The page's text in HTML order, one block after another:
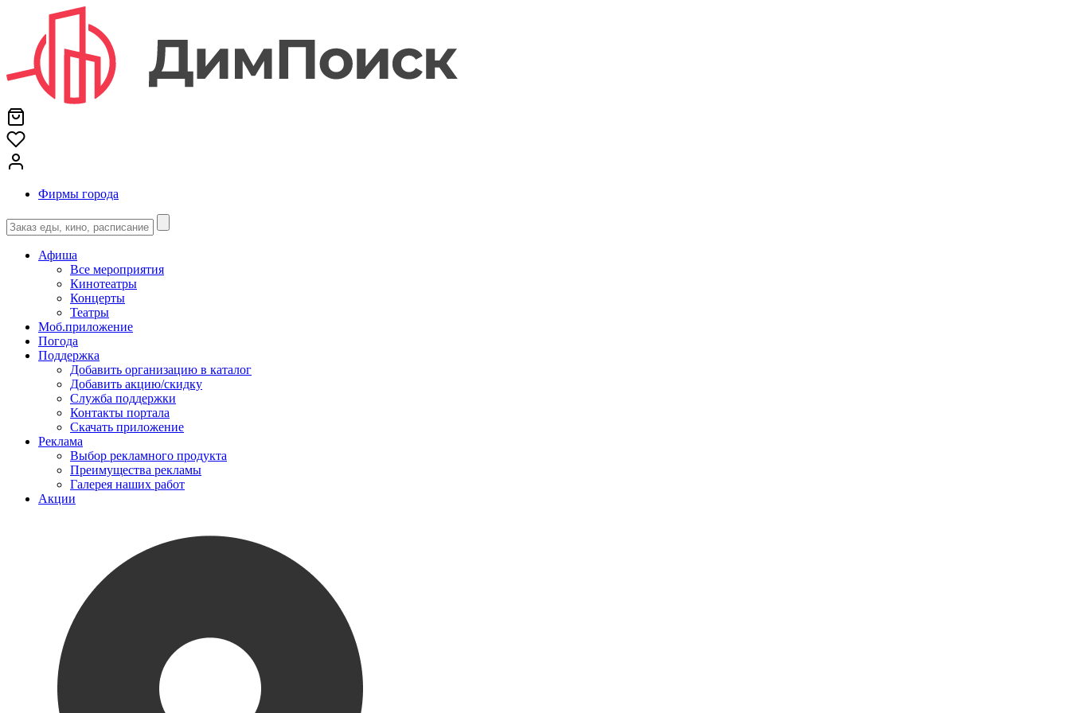
Фирмы города
Афиша
Все мероприятия
Кинотеатры
Концерты
Театры
Моб.приложение
Погода
Поддержка
Добавить организацию в каталог
Добавить акцию/скидку
Служба поддержки
Контакты портала
Скачать приложение
Реклама
Выбор рекламного продукта
Преимущества рекламы
Галерея наших работ
Акции